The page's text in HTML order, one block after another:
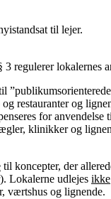
til lejer.
regulerer lokalernes
restauranter og
for anvendelse
klinikker og
til koncepter, der
Lokalerne udlejes ikke
værtshus og lignende.